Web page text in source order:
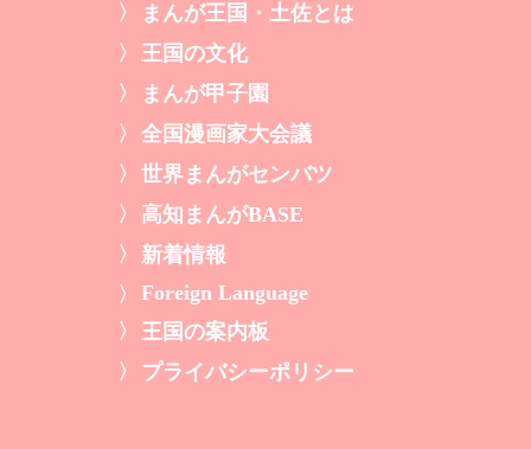
まんが王国・土佐とは
王国の文化
まんが甲子園
全国漫画家大会議
世界まんがセンバツ
高知まんがBASE
新着情報
Foreign Language
王国の案内板
プライバシーポリシー